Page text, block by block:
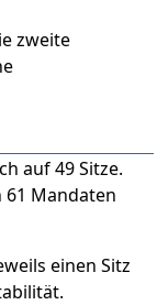
zweite
auf 49 Sitze.
Mandaten
einen Sitz